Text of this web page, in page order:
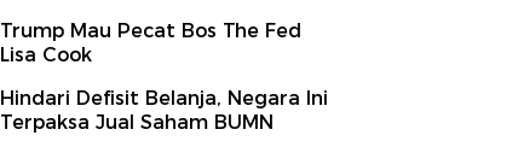
Trump Mau Pecat Bos The Fed
Lisa Cook
Hindari Defisit Belanja, Negara Ini
Terpaksa Jual Saham BUMN